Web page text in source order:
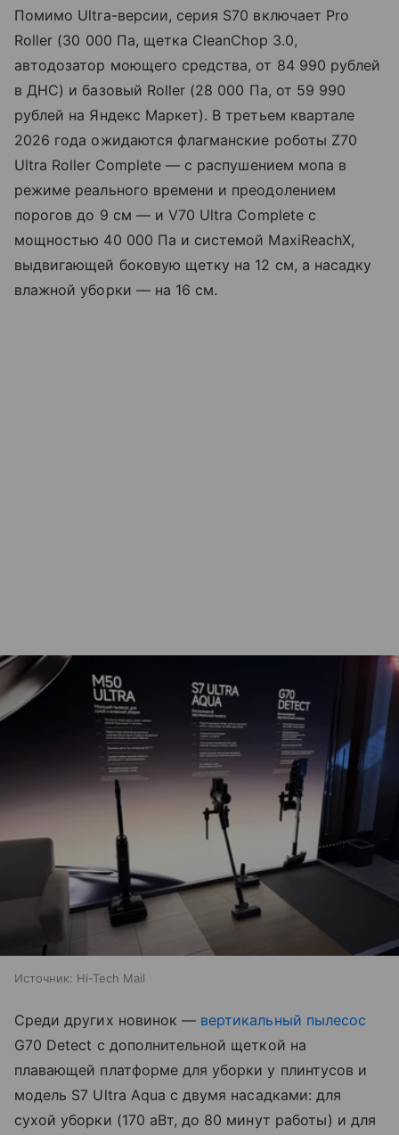
Помимо Ultra-версии, серия S70 включает Pro
Roller (30 000 Па, щетка CleanChop 3.0,
автодозатор моющего средства, от 84 990 рублей
в ДНС) и базовый Roller (28 000 Па, от 59 990
рублей на Яндекс Маркет). В третьем квартале
2026 года ожидаются флагманские роботы Z70
Ultra Roller Complete — с распушением мопа в
режиме реального времени и преодолением
порогов до 9 см — и V70 Ultra Complete с
мощностью 40 000 Па и системой MaxiReachX,
выдвигающей боковую щетку на 12 см, а насадку
влажной уборки — на 16 см.
Источник: Hi-Tech Mail
Среди других новинок — вертикальный пылесос
G70 Detect с дополнительной щеткой на
плавающей платформе для уборки у плинтусов и
модель S7 Ultra Aqua с двумя насадками: для
сухой уборки (170 аВт, до 80 минут работы) и для